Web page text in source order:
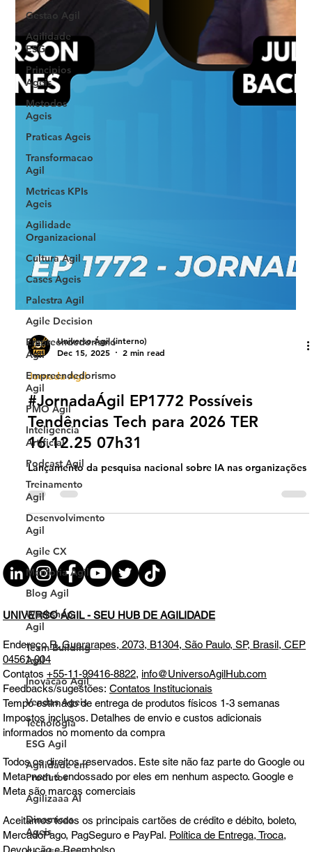
Gestao Agil
Agilidade
ESG
Principios
Ageis
Metodos
Ageis
Praticas Ageis
Transformacao
Agil
Metricas KPIs
Ageis
Agilidade
Organizacional
Cultura Agil
Cases Ageis
Palestra Agil
Agile Decision
Empreendedorismo
Ágil
Empreendedorismo
Agil
PMO Agil
Inteligencia
Artificial
Podcast Agil
Treinamento
Agil
Desenvolvimento
Agil
Agile CX
Mentoria Agil
Blog Agil
Workshop
Agil
Team Building
Agil
Inovacao Agil
Vendas Ageis
Tecnologia
ESG Agil
Agilidade em
Produtos
Agilizaaa AI
Dinamicas
Ageis
Dec 15, 2025
2 min read
Jornada Agil
#JornadaÁgil EP1772 Possíveis
Tendências Tech para 2026 TER
16.12.25 07h31
Lançamento da pesquisa nacional sobre IA nas organizações
UNIVERSO ÁGIL - SEU HUB DE AGILIDADE
EndereçoR. Guararapes, 2073, B1304, São Paulo, SP, Brasil, CEP
04561-004
Contatos+55-11-99416-8822,info@UniversoAgilHub.com
Feedbacks/sugestões:Contatos Institucionais
Tempo estimado de entrega de produtos físicos 1-3 semanas
Impostos inclusos. Detalhes de envio e custos adicionais
informados no momento da compra
Meta, nem é endossado por eles em nenhum aspecto. Google e
Meta são marcas comerciais